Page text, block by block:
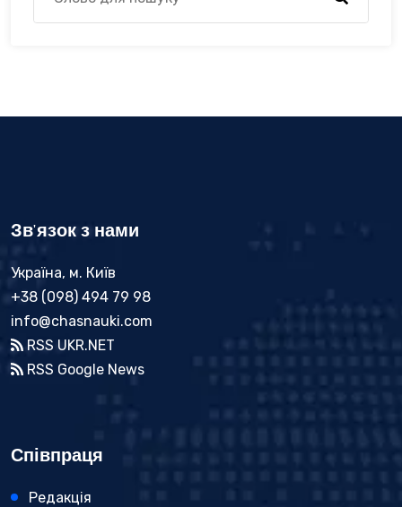
Зв'язок з нами
Україна, м. Київ
+38 (098) 494 79 98
info@chasnauki.com
RSS UKR.NET
RSS Google News
Співпраця
Редакція